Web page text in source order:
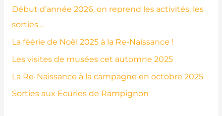
Début d’année 2026, on reprend les activités, les
sorties…
La féérie de Noël 2025 à la Re-Naissance !
Les visites de musées cet automne 2025
La Re-Naissance à la campagne en octobre 2025
Sorties aux Ecuries de Rampignon